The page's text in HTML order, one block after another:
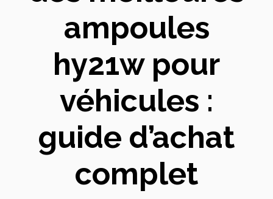
ampoules
hy21w pour
véhicules :
guide d’achat
complet